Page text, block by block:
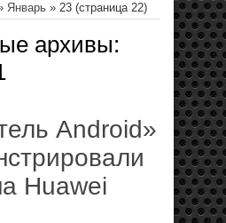
Январь » 23 (страница 22)
архивы:
Android»
Huawei